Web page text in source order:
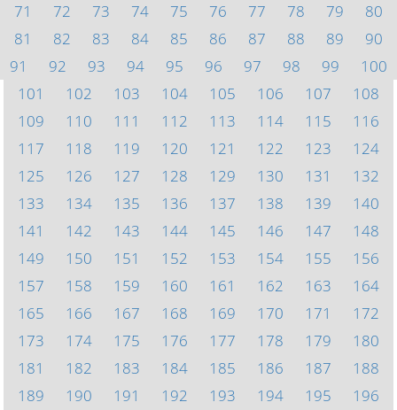
71
72 73 74 75 76 77 78 79
80
81
82 83 84 85 86 87 88 89
90
91
92 93 94 95 96 97 98 99
100
101
102 103 104 105 106 107
108
109
110 111 112 113 114 115
116
117
118 119 120 121 122 123
124
125
126 127 128 129 130 131
132
133
134 135 136 137 138 139
140
141
142 143 144 145 146 147
148
149
150 151 152 153 154 155
156
157
158 159 160 161 162 163
164
165
166 167 168 169 170 171
172
173
174 175 176 177 178 179
180
181
182 183 184 185 186 187
188
189
190 191 192 193 194 195
196